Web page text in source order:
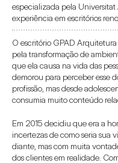
especializada pela
experiência em escritórios
O escritório GPAD
pela transformação de
que ela causa na vida das
demorou para perceber esse
profissão, mas desde
consumia muito conteúdo
Em 2015 decidiu que era a
incertezas de como seria sua
diante, mas com muita
dos clientes em realidade.